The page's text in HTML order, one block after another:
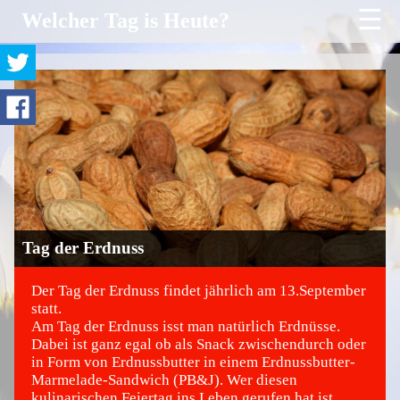
Welcher Tag is Heute? ☰
Tag der Erdnuss
©
Der Tag der Erdnuss findet jährlich am 13.September
statt.
Am Tag der Erdnuss isst man natürlich Erdnüsse.
Dabei ist ganz egal ob als Snack zwischendurch oder
in Form von Erdnussbutter in einem Erdnussbutter-
Marmelade-Sandwich (PB&J). Wer diesen